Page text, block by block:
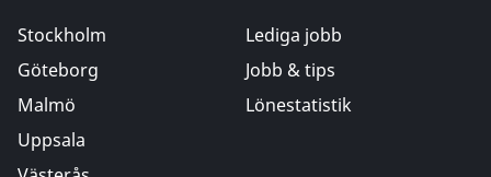
Stockholm
Göteborg
Malmö
Uppsala
Lediga jobb
Jobb & tips
Lönestatistik